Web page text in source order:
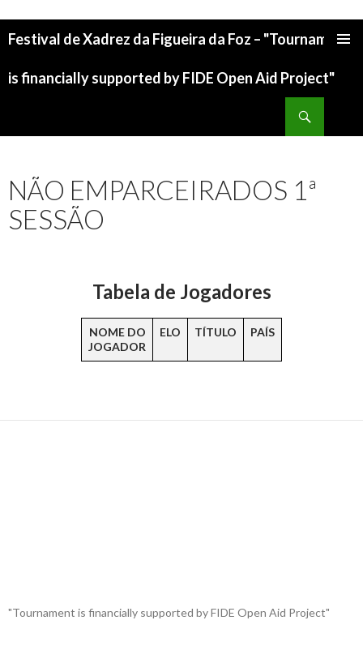
Festival de Xadrez da Figueira da Foz – "Tournament
is financially supported by FIDE Open Aid Project"
NÃO EMPARCEIRADOS 1ª
SESSÃO
Tabela de Jogadores
NOME DO
JOGADOR
ELO TÍTULO PAÍS
"Tournament is financially supported by FIDE Open Aid Project"